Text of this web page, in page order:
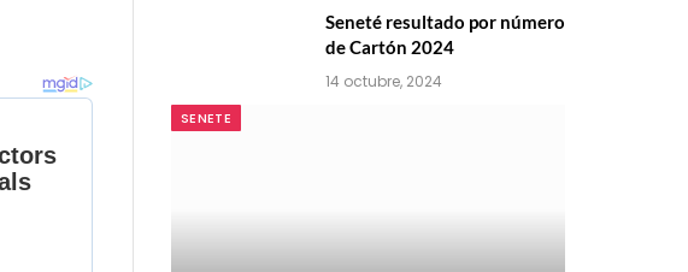
Seneté resultado por número
de Cartón 2024
14 octubre, 2024
SENETE